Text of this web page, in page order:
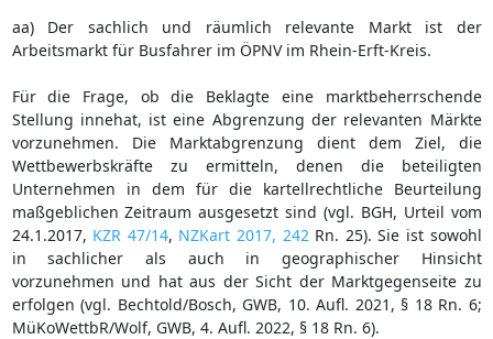
aa) Der sachlich und räumlich relevante Markt ist der
Arbeitsmarkt für Busfahrer im ÖPNV im Rhein-Erft-Kreis.
Für die Frage, ob die Beklagte eine marktbeherrschende
Stellung innehat, ist eine Abgrenzung der relevanten Märkte
vorzunehmen. Die Marktabgrenzung dient dem Ziel, die
Wettbewerbskräfte zu ermitteln, denen die beteiligten
Unternehmen in dem für die kartellrechtliche Beurteilung
maßgeblichen Zeitraum ausgesetzt sind (vgl. BGH, Urteil vom
24.1.2017, KZR 47/14, NZKart 2017, 242 Rn. 25). Sie ist sowohl
in sachlicher als auch in geographischer Hinsicht
vorzunehmen und hat aus der Sicht der Marktgegenseite zu
erfolgen (vgl. Bechtold/Bosch, GWB, 10. Aufl. 2021, § 18 Rn. 6;
MüKoWettbR/Wolf, GWB, 4. Aufl. 2022, § 18 Rn. 6).